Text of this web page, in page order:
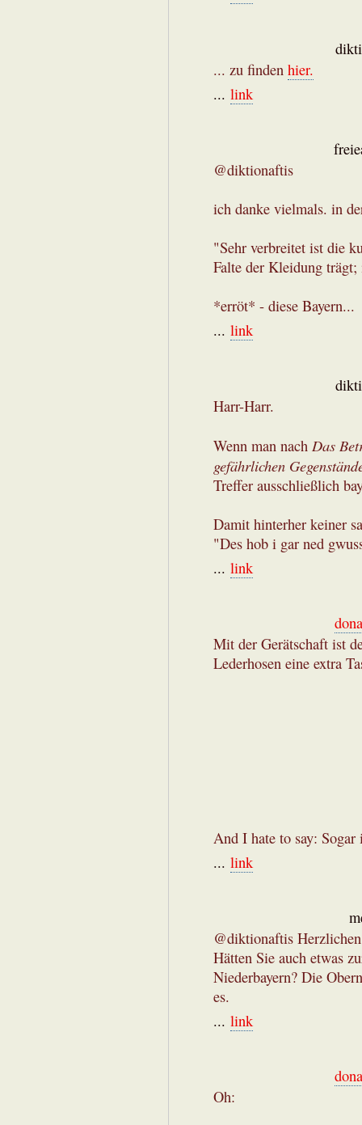
... zu finden hier.
... link
@diktionaftis
ich danke vielmals. in
"Sehr verbreitet ist die
Falte der Kleidung
*erröt* - diese Bayern...
... link
Harr-Harr.
Wenn man nach Das
gefährlichen
Treffer ausschließlich
Damit hinterher keiner
"Des hob i gar ned
... link
Mit der Gerätschaft ist
Lederhosen eine extra
And I hate to say: Sogar
... link
@diktionaftis
Hätten Sie auch etwas
Niederbayern? Die
es.
... link
Oh: